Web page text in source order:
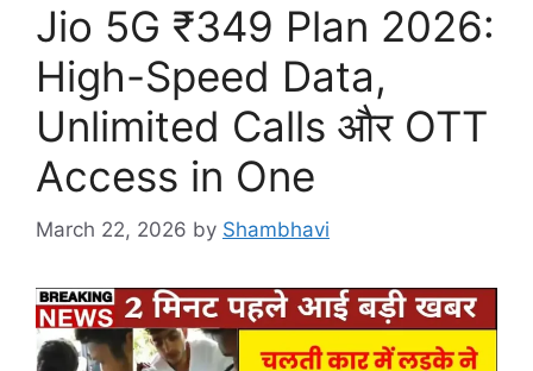
Jio 5G ₹349 Plan 2026:
High-Speed Data,
Unlimited Calls और OTT
Access in One
March 22, 2026 by Shambhavi